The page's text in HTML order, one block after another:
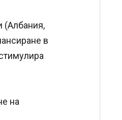
(Албания,
в
на